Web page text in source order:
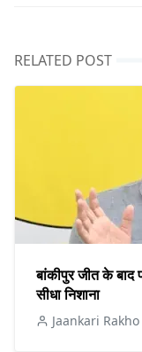
RELATED POST
बांकीपुर जीत के बाद
सीधा निशाना
Jaankari Rakho